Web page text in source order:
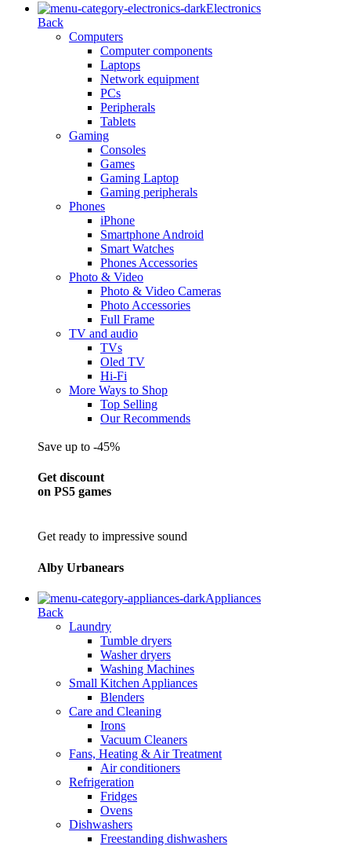
Electronics
Back
Computers
Computer components
Laptops
Network equipment
PCs
Peripherals
Tablets
Gaming
Consoles
Games
Gaming Laptop
Gaming peripherals
Phones
iPhone
Smartphone Android
Smart Watches
Phones Accessories
Photo & Video
Photo & Video Cameras
Photo Accessories
Full Frame
TV and audio
TVs
Oled TV
Hi-Fi
More Ways to Shop
Top Selling
Our Recommends
Save up to -45%
Get discount
on PS5 games
Get ready to impressive sound
Alby Urbanears
Appliances
Back
Laundry
Tumble dryers
Washer dryers
Washing Machines
Small Kitchen Appliances
Blenders
Care and Cleaning
Irons
Vacuum Cleaners
Fans, Heating & Air Treatment
Air conditioners
Refrigeration
Fridges
Ovens
Dishwashers
Freestanding dishwashers